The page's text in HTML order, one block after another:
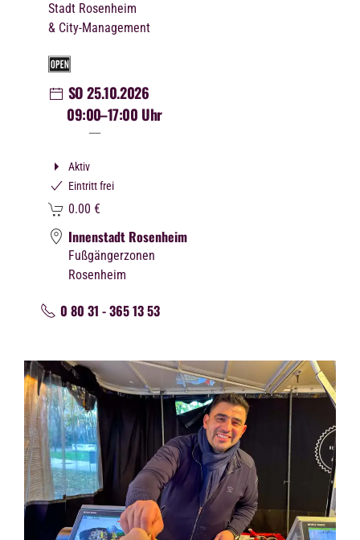
Stadt Rosenheim
& City-Management
SO 25.10.2026
09:00–17:00 Uhr
Aktiv
Eintritt frei
0.00 €
Innenstadt Rosenheim
Fußgängerzonen
Rosenheim
0 80 31 - 365 13 53